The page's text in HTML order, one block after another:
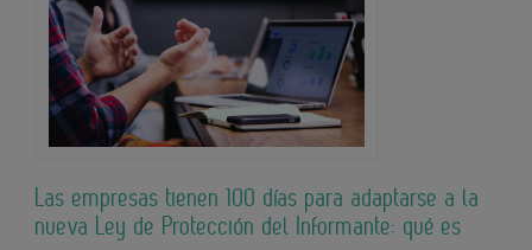
Las empresas tienen 100 días para adaptarse a la
nueva Ley de Protección del Informante: qué es